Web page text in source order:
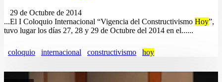
29 de Octubre de 2014
...El I Coloquio Internacional “Vigencia del Constructivismo Hoy”,
tuvo lugar los días 27, 28 y 29 de Octubre del 2014 en el......
coloquio internacional constructivismo hoy